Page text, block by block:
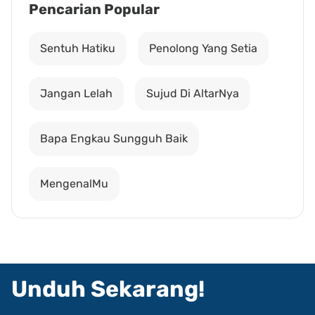
Pencarian Popular
Sentuh Hatiku Penolong Yang Setia
Jangan Lelah Sujud Di AltarNya
Bapa Engkau Sungguh Baik
MengenalMu
Unduh Sekarang!